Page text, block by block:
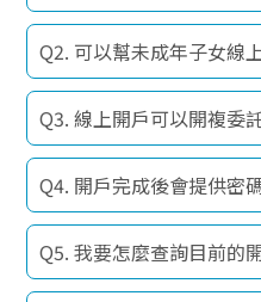
Q2. 可以幫未成年子女線
Q3. 線上開戶可以開複委
Q4. 開戶完成後會提供密
Q5. 我要怎麼查詢目前的